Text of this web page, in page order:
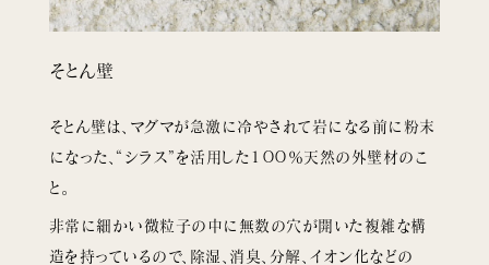
そとん壁
そとん壁は、マグマが急激に冷やされて岩になる前に粉末
になった、“シラス”を活用した１００％天然の外壁材のこ
と。
非常に細かい微粒子の中に無数の穴が開いた複雑な構
造を持っているので、除湿、消臭、分解、イオン化などの